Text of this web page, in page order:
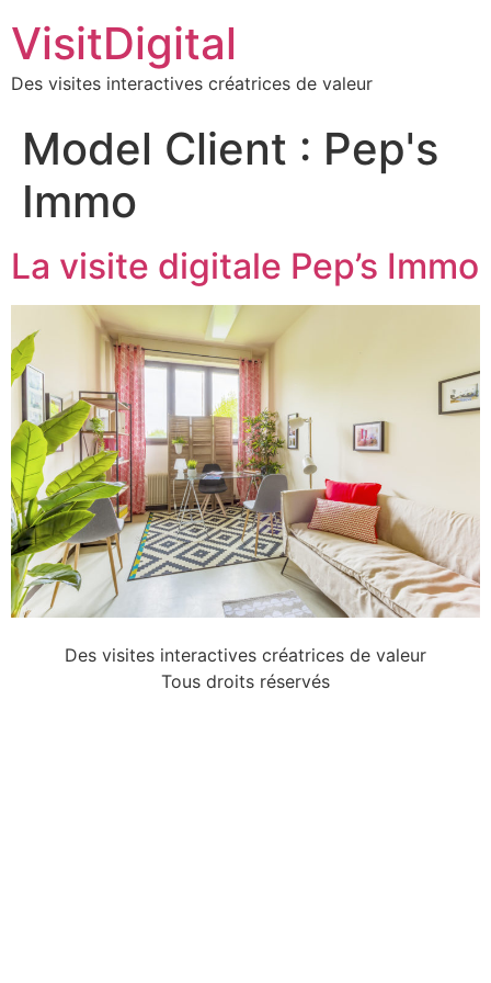
VisitDigital
Des visites interactives créatrices de valeur
Model Client : Pep's
Immo
La visite digitale Pep’s Immo
Des visites interactives créatrices de valeur
Tous droits réservés